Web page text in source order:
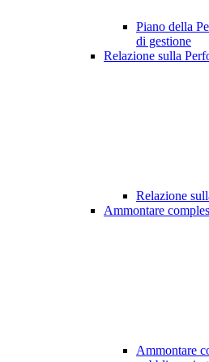
Piano della
di gestione
Relazione sulla
Relazione
Ammontare
Ammontare